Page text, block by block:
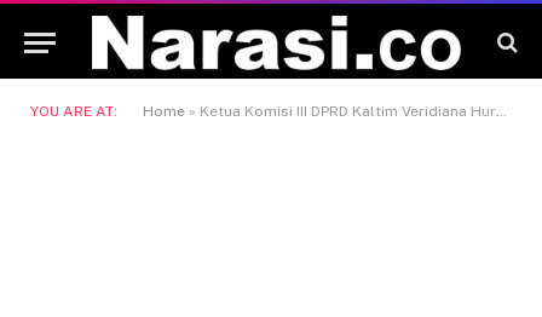
YOU ARE AT: Home » Ketua Komisi III DPRD Kaltim Veridiana Huraq Wang